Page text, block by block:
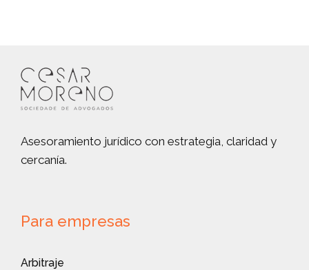
Asesoramiento jurídico con estrategia, claridad y
cercanía.
Para empresas
Arbitraje